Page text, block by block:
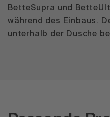
BetteSupra und
während des Einbaus.
unterhalb der Dusche